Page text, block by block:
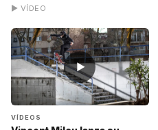
▶ VÍDEO
▶
VÍDEOS